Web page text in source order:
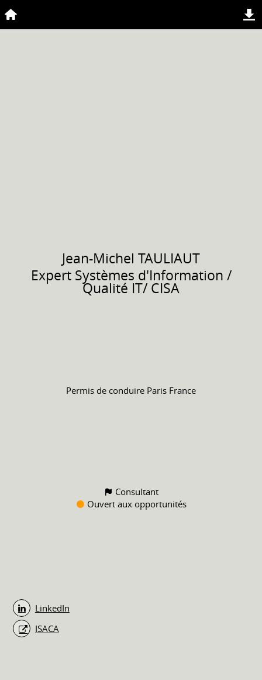
Jean-Michel TAULIAUT
Expert Systèmes d'Information /
Qualité IT/ CISA
Permis de conduire Paris France
Consultant
Ouvert aux opportunités
LinkedIn
ISACA